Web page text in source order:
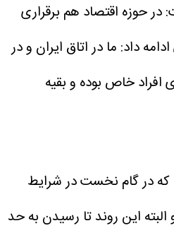
در حوزه اقتصاد هم برقراری
داد: ما در اتاق ایران و در
افراد خاص بوده و بقیه
که در گام نخست در شرایط
این روند تا رسیدن به حد